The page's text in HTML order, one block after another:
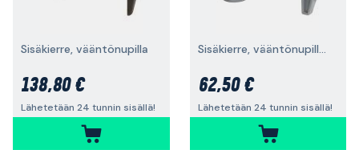
Sisäkierre, vääntönupilla
138,80 €
Lähetetään 24 tunnin sisällä!
Sisäkierre, vääntönupilla, G32
62,50 €
Lähetetään 24 tunnin sisällä!